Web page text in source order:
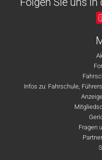
Infos zu: Fahrschule,
Fragen